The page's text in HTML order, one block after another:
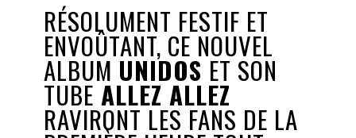
RÉSOLUMENT FESTIF ET
ENVOÛTANT, CE NOUVEL
ALBUM UNIDOS ET SON
TUBE ALLEZ ALLEZ
RAVIRONT LES FANS DE LA